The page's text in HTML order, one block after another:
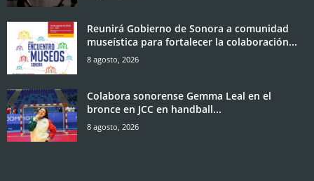
Reunirá Gobierno de Sonora a comunidad
museística para fortalecer la colaboración...
8 agosto, 2026
Colabora sonorense Gemma Leal en el
bronce en JCC en handball...
8 agosto, 2026